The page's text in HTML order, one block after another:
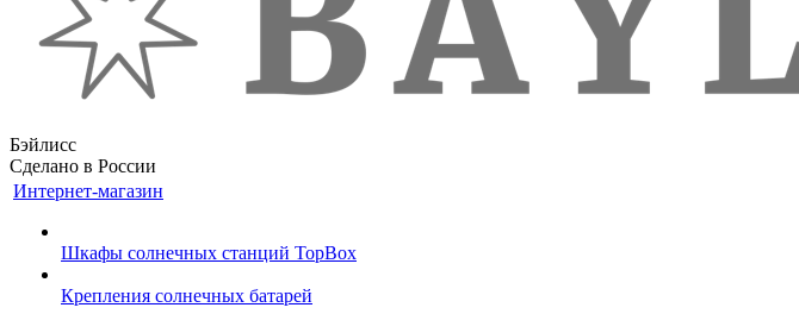
Бэйлисс
Сделано в России
Интернет-магазин
Шкафы солнечных станций TopBox
Крепления солнечных батарей